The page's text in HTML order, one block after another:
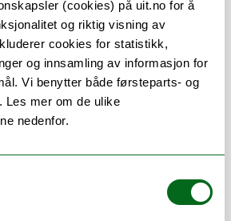
(cookies) på uit.no for å
og riktig visning av
cookies for statistikk,
og innsamling av informasjon for
Vi benytter både førsteparts- og
Les mer om de ulike
nedenfor.
og undervisning
Her finner du meg
kontaktinformasjonen)